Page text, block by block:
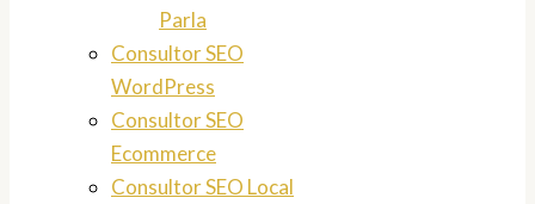
Parla
Consultor SEO
WordPress
Consultor SEO
Ecommerce
Consultor SEO Local